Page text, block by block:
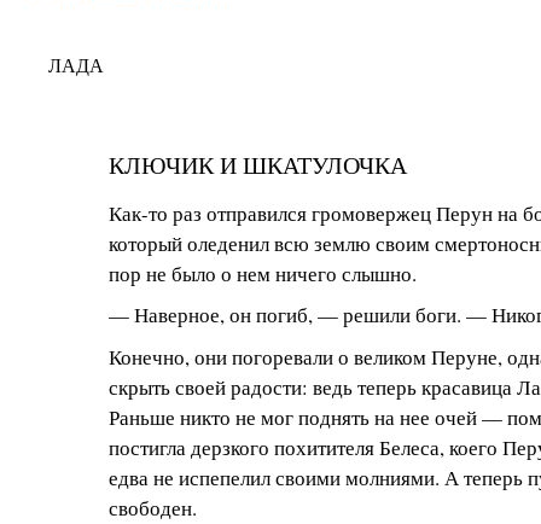
ЛАДА
КЛЮЧИК И ШКАТУЛОЧКА
Как-то раз отправился громовержец Перун на
который оледенил всю землю своим
пор не было о нем ничего слышно.
— Наверное, он погиб, — решили боги. —
Конечно, они погоревали о великом Перуне,
скрыть своей радости: ведь теперь красавица
Раньше никто не мог поднять на нее очей —
постигла дерзкого похитителя Белеса, коего
едва не испепелил своими молниями. А теперь
свободен.